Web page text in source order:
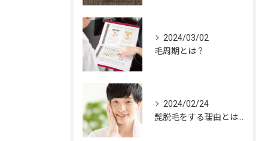
2024/03/02
毛周期とは？
2024/02/24